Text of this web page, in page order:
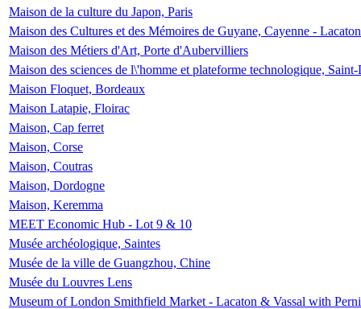
Maison de la culture du Japon, Paris
Maison des Cultures et des Mémoires de Guyane, Cayenne -
Maison des Métiers d'Art, Porte d'Aubervilliers
Maison des sciences de l\'homme et plateforme technologique,
Maison Floquet, Bordeaux
Maison Latapie, Floirac
Maison, Cap ferret
Maison, Corse
Maison, Coutras
Maison, Dordogne
Maison, Keremma
MEET Economic Hub - Lot 9 & 10
Musée archéologique, Saintes
Musée de la ville de Guangzhou, Chine
Musée du Louvres Lens
Museum of London Smithfield Market - Lacaton & Vassal with